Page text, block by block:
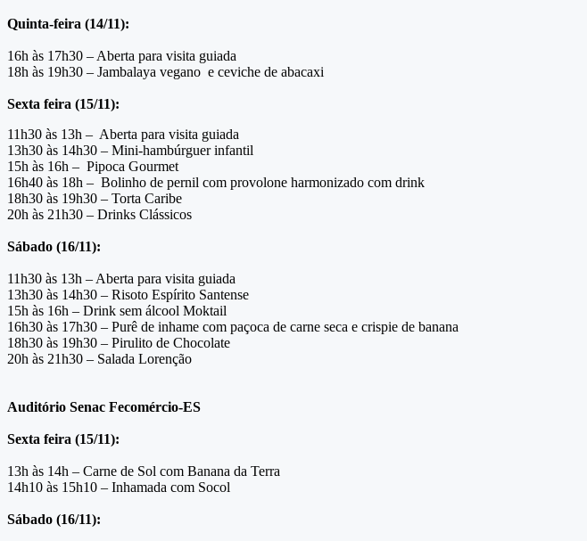
Quinta-feira (14/11):
16h às 17h30 – Aberta para visita guiada
18h às 19h30 – Jambalaya vegano e ceviche de abacaxi
Sexta feira (15/11):
11h30 às 13h – Aberta para visita guiada
13h30 às 14h30 – Mini-hambúrguer infantil
15h às 16h – Pipoca Gourmet
16h40 às 18h – Bolinho de pernil com provolone harmonizado com drink
18h30 às 19h30 – Torta Caribe
20h às 21h30 – Drinks Clássicos
Sábado (16/11):
11h30 às 13h – Aberta para visita guiada
13h30 às 14h30 – Risoto Espírito Santense
15h às 16h – Drink sem álcool Moktail
16h30 às 17h30 – Purê de inhame com paçoca de carne seca e crispie de banana
18h30 às 19h30 – Pirulito de Chocolate
20h às 21h30 – Salada Lorenção
Auditório Senac Fecomércio-ES
Sexta feira (15/11):
13h às 14h – Carne de Sol com Banana da Terra
14h10 às 15h10 – Inhamada com Socol
Sábado (16/11):